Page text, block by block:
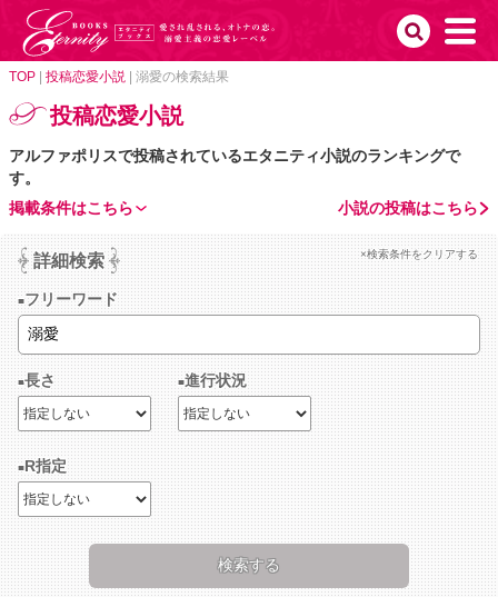
TOP 投稿恋愛小説 溺愛の検索結果
投稿恋愛小説
アルファポリスで投稿されているエタニティ小説のランキングで
す。
小説の投稿はこちら
掲載条件はこちら
詳細検索 ×検索条件をクリアする
フリーワード
長さ 進行状況
R指定